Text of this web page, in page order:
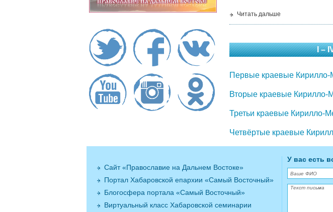
Читать дальше
I –
Первые краевые Кирилло-
Вторые краевые Кирилло-
Третьи краевые Кирилло-
Четвёртые краевые
Сайт «Православие на Дальнем Востоке»
Портал Хабаровской епархии «Самый Восточный»
Блогосфера портала «Самый Восточный»
Виртуальный класс Хабаровской семинарии
У вас есть